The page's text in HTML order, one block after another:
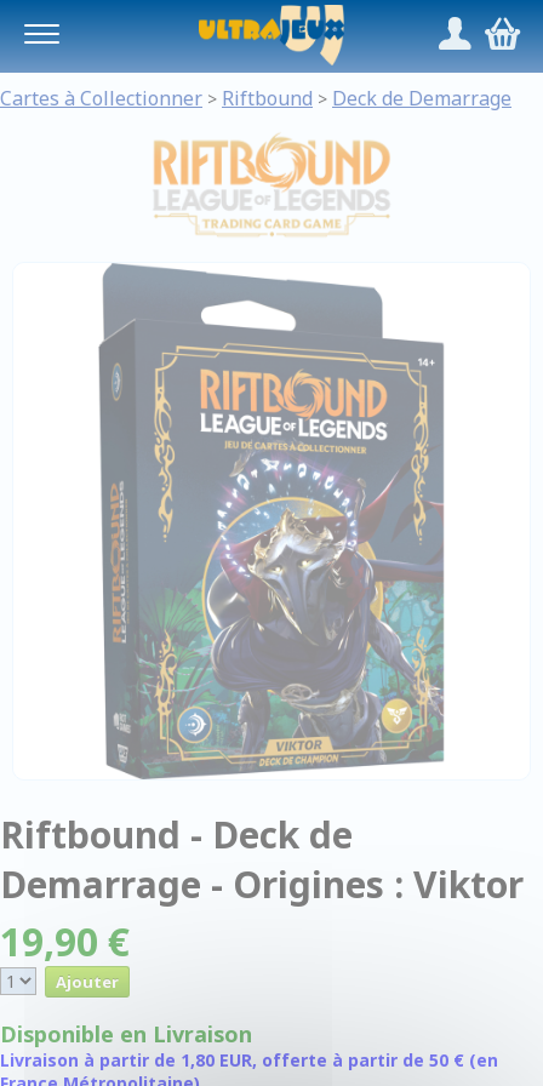
/,
Cartes à Collectionner > Riftbound > Deck de Demarrage
Riftbound - Deck de
Demarrage - Origines : Viktor
19,90 €
Disponible en Livraison
Livraison à partir de 1,80 EUR, offerte à partir de 50 € (en